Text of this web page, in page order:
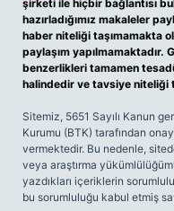
şirketi ile hiçbir bağlantısı
hazırladığımız makaleler
haber niteliği taşımamakta
paylaşım yapılmamaktadır.
benzerlikleri tamamen
halindedir ve tavsiye niteliği
Sitemiz, 5651 Sayılı Kanun
Kurumu (BTK) tarafından
vermektedir. Bu nedenle,
veya araştırma
yazdıkları içeriklerin
bu sorumluluğu kabul etmiş